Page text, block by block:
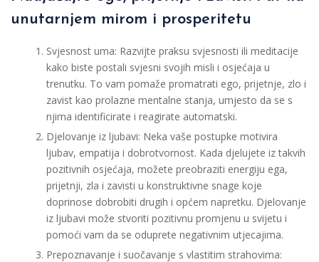
unutarnjem mirom i prosperitetu
Svjesnost uma: Razvijte praksu svjesnosti ili meditacije
kako biste postali svjesni svojih misli i osjećaja u
trenutku. To vam pomaže promatrati ego, prijetnje, zlo i
zavist kao prolazne mentalne stanja, umjesto da se s
njima identificirate i reagirate automatski.
Djelovanje iz ljubavi: Neka vaše postupke motivira
ljubav, empatija i dobrotvornost. Kada djelujete iz takvih
pozitivnih osjećaja, možete preobraziti energiju ega,
prijetnji, zla i zavisti u konstruktivne snage koje
doprinose dobrobiti drugih i općem napretku. Djelovanje
iz ljubavi može stvoriti pozitivnu promjenu u svijetu i
pomoći vam da se oduprete negativnim utjecajima.
Prepoznavanje i suočavanje s vlastitim strahovima: